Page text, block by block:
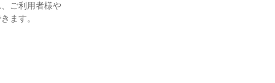
ご利用者様や
ます。